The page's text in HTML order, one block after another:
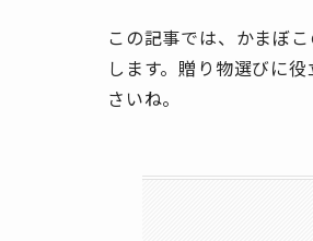
この記事では、かまぼ
します。贈り物選びに
さいね。